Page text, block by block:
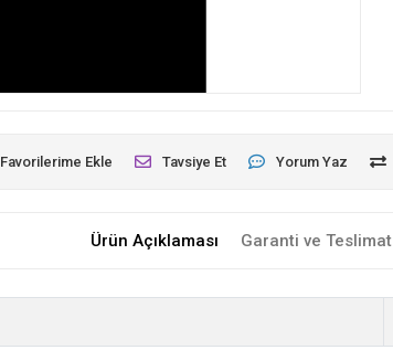
Favorilerime Ekle Tavsiye Et Yorum Yaz
Ürün Açıklaması Garanti ve Teslimat